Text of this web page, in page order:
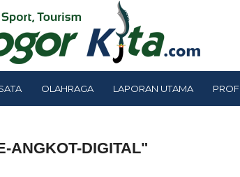
OLAHRAGA LAPORAN UTAMA
ANGKOT-DIGITAL"